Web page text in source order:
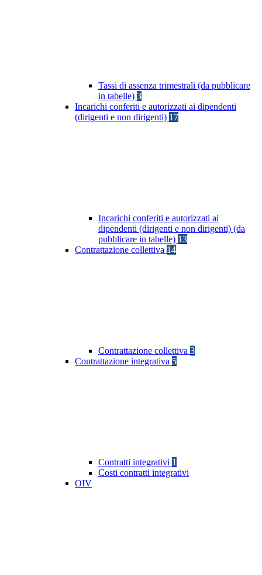
Tassi di assenza trimestrali (da pubblicare
in tabelle) 3
Incarichi conferiti e autorizzati ai dipendenti
(dirigenti e non dirigenti) 17
Incarichi conferiti e autorizzati ai
dipendenti (dirigenti e non dirigenti) (da
pubblicare in tabelle) 13
Contrattazione collettiva 14
Contrattazione collettiva 3
Contrattazione integrativa 5
Contratti integrativi 1
Costi contratti integrativi
OIV